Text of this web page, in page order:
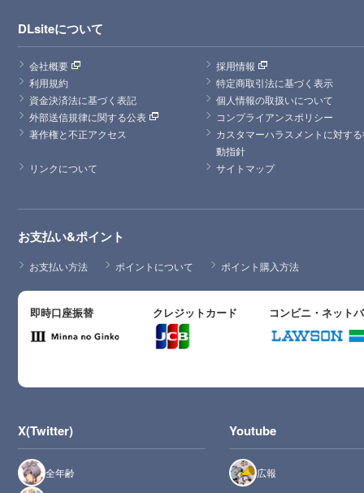
DLsiteについて
会社概要
採用情報
利用規約
特定商取引法に基づく表示
資金決済法に基づく表記
個人情報の取扱いについて
外部送信規律に関する公表
コンプライアンスポリシー
著作権と不正アクセス
カスタマーハラスメントに対す
動指針
リンクについて
サイトマップ
お支払い&ポイント
お支払い方法 ポイントについて ポイント購入方法
即時口座振替 クレジットカード コンビニ・ネット
X(Twitter)
全年齢
Youtube
広報